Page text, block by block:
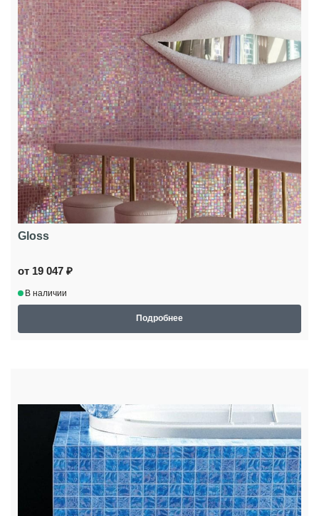
Gloss
от 19 047 ₽
В наличии
Подробнее